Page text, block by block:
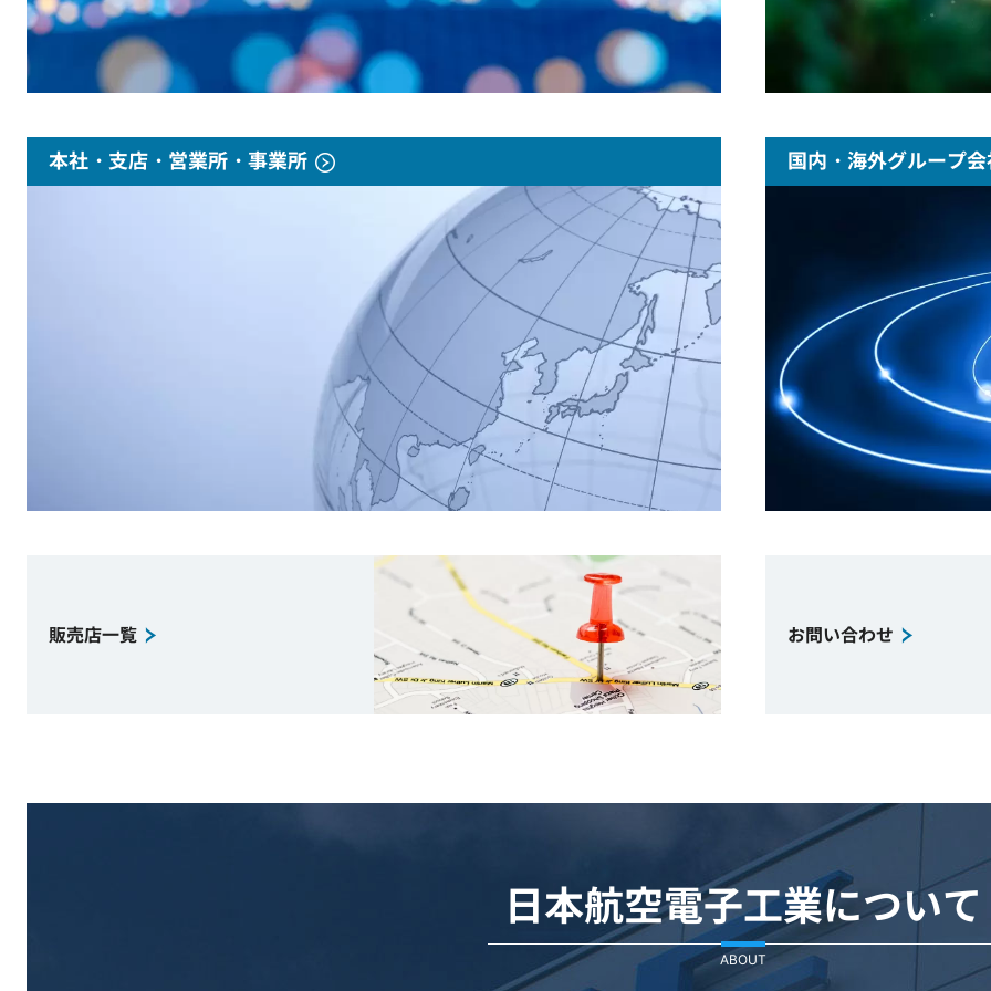
本社・支店・営業所・事業所 国内・海外グループ会
販売店一覧 お問い合わせ
日本航空電子工業について
ABOUT